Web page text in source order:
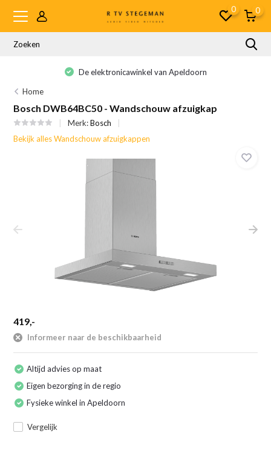
0 0
De elektronicawinkel van Apeldoorn
Home
Bosch DWB64BC50 - Wandschouw afzuigkap
Merk:Bosch
Bekijk alles Wandschouw afzuigkappen
419,-
Informeer naar de beschikbaarheid
Altijd advies op maat
Eigen bezorging in de regio
Fysieke winkel in Apeldoorn
Vergelijk